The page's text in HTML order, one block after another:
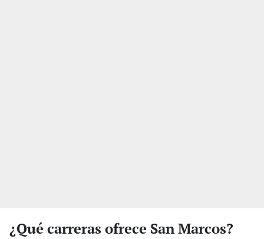
¿Qué carreras ofrece San Marcos?